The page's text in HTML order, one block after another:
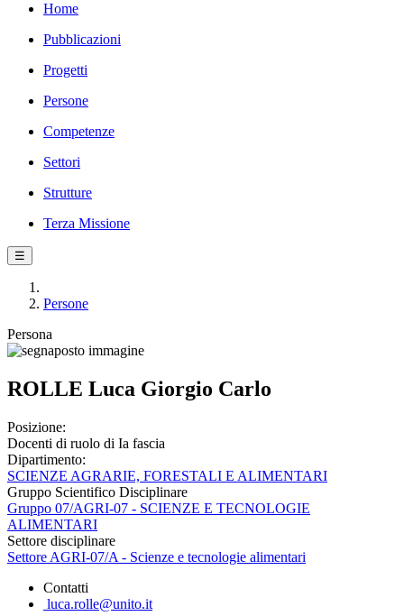
Home
Pubblicazioni
Progetti
Persone
Competenze
Settori
Strutture
Terza Missione
☰
Persone
Persona
ROLLE Luca Giorgio Carlo
Posizione:
Docenti di ruolo di Ia fascia
Dipartimento:
SCIENZE AGRARIE, FORESTALI E ALIMENTARI
Gruppo Scientifico Disciplinare
Gruppo 07/AGRI-07 - SCIENZE E TECNOLOGIE
ALIMENTARI
Settore disciplinare
Settore AGRI-07/A - Scienze e tecnologie alimentari
Contatti
luca.rolle@unito.it